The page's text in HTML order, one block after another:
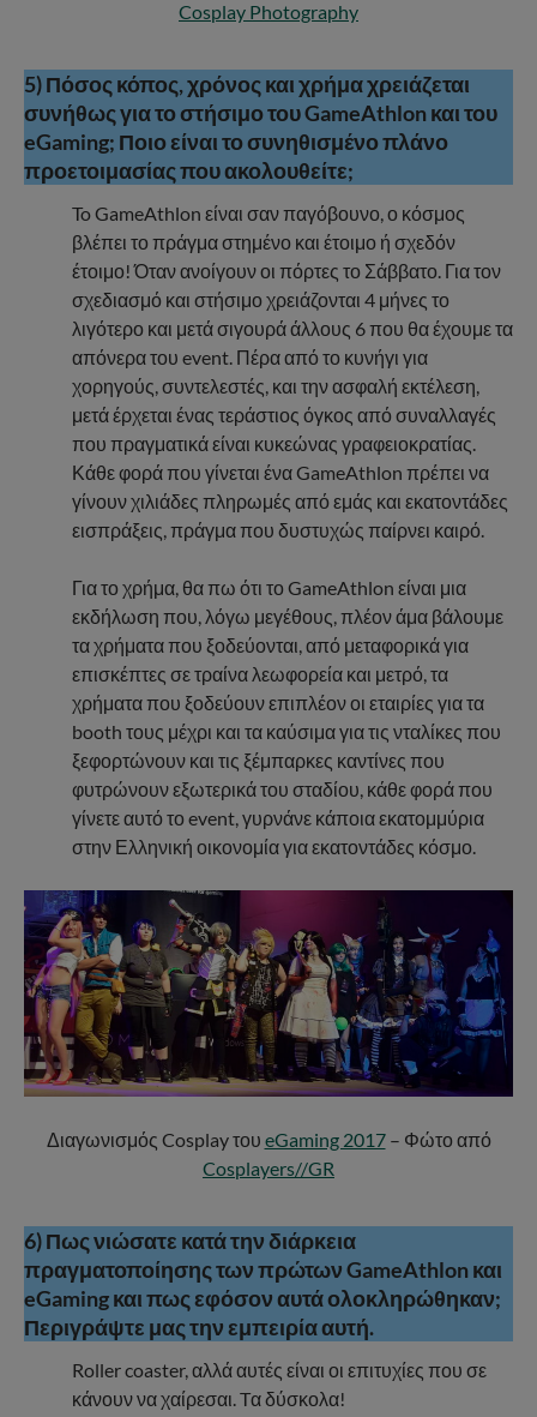
Cosplay Photography
5) Πόσος κόπος, χρόνος και χρήμα χρειάζεται
συνήθως για το στήσιμο του GameAthlon και του
eGaming; Ποιο είναι το συνηθισμένο πλάνο
προετοιμασίας που ακολουθείτε;
To GameAthlon είναι σαν παγόβουνο, ο κόσμος
βλέπει το πράγμα στημένο και έτοιμο ή σχεδόν
έτοιμο! Όταν ανοίγουν οι πόρτες το Σάββατο. Για τον
σχεδιασμό και στήσιμο χρειάζονται 4 μήνες το
λιγότερο και μετά σιγουρά άλλους 6 που θα έχουμε τα
απόνερα του event. Πέρα από το κυνήγι για
χορηγούς, συντελεστές, και την ασφαλή εκτέλεση,
μετά έρχεται ένας τεράστιος όγκος από συναλλαγές
που πραγματικά είναι κυκεώνας γραφειοκρατίας.
Κάθε φορά που γίνεται ένα GameAthlon πρέπει να
γίνουν χιλιάδες πληρωμές από εμάς και εκατοντάδες
εισπράξεις, πράγμα που δυστυχώς παίρνει καιρό.
Για το χρήμα, θα πω ότι το GameAthlon είναι μια
εκδήλωση που, λόγω μεγέθους, πλέον άμα βάλουμε
τα χρήματα που ξοδεύονται, από μεταφορικά για
επισκέπτες σε τραίνα λεωφορεία και μετρό, τα
χρήματα που ξοδεύουν επιπλέον οι εταιρίες για τα
booth τους μέχρι και τα καύσιμα για τις νταλίκες που
ξεφορτώνουν και τις ξέμπαρκες καντίνες που
φυτρώνουν εξωτερικά του σταδίου, κάθε φορά που
γίνετε αυτό το event, γυρνάνε κάποια εκατομμύρια
στην Ελληνική οικονομία για εκατοντάδες κόσμο.
Διαγωνισμός Cosplay του eGaming 2017– Φώτο από
Cosplayers//GR
6) Πως νιώσατε κατά την διάρκεια
πραγματοποίησης των πρώτων GameAthlon και
eGaming και πως εφόσον αυτά ολοκληρώθηκαν;
Περιγράψτε μας την εμπειρία αυτή.
Roller coaster, αλλά αυτές είναι οι επιτυχίες που σε
κάνουν να χαίρεσαι. Tα δύσκολα!